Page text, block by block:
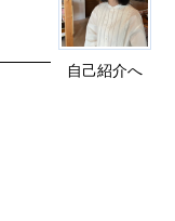
自己紹介へ